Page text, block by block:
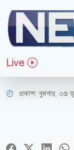
Live
বিনোদন
ক্যাটরিনার
বিশেষ তেল
প্রকাশ:বুধবার, ০৩